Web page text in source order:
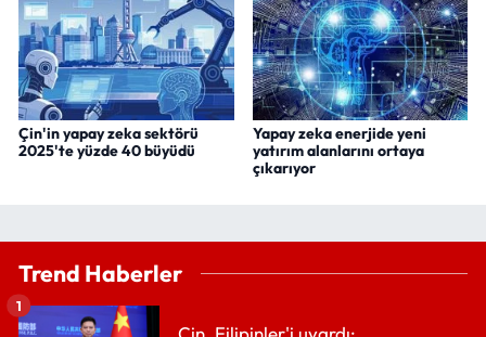
Çin'in yapay zeka sektörü
2025'te yüzde 40 büyüdü
Yapay zeka enerjide yeni
yatırım alanlarını ortaya
çıkarıyor
Trend Haberler
1